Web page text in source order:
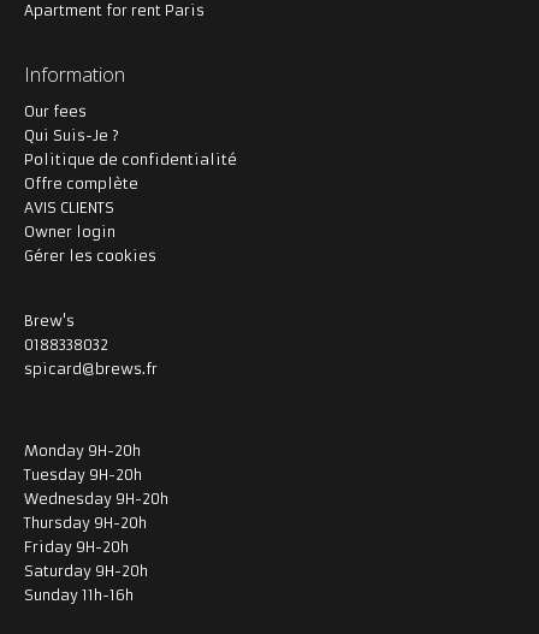
Apartment for rent Paris
Information
Our fees
Qui Suis-Je ?
Politique de confidentialité
Offre complète
AVIS CLIENTS
Owner login
Gérer les cookies
Brew's
0188338032
spicard@brews.fr
Monday 9H-20h
Tuesday 9H-20h
Wednesday 9H-20h
Thursday 9H-20h
Friday 9H-20h
Saturday 9H-20h
Sunday 11h-16h